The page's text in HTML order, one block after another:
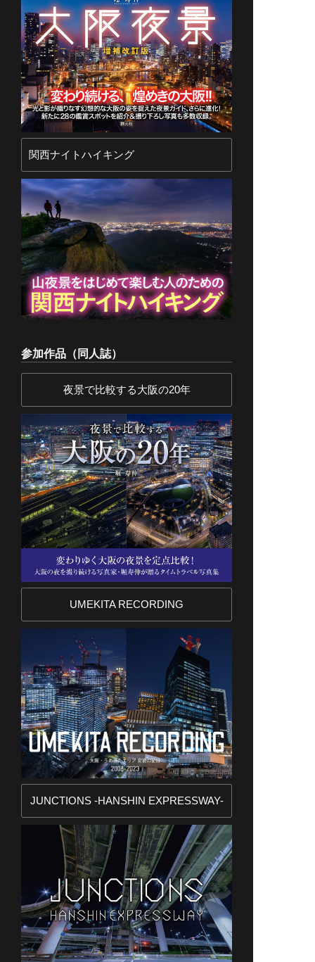
関西ナイトハイキング
参加作品（同人誌）
夜景で比較する大阪の20年
UMEKITA RECORDING
JUNCTIONS -HANSHIN EXPRESSWAY-